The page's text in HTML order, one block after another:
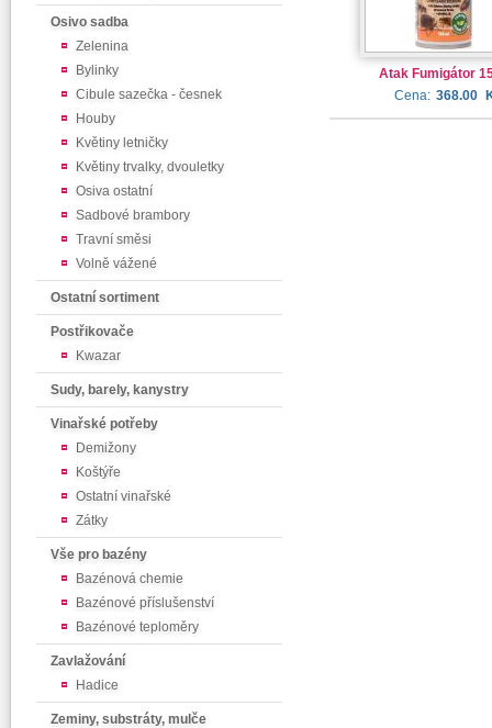
Osivo sadba
Zelenina
Bylinky
Cibule sazečka - česnek
Houby
Květiny letničky
Květiny trvalky, dvouletky
Osiva ostatní
Sadbové brambory
Travní směsi
Volně vážené
Ostatní sortiment
Postřikovače
Kwazar
Sudy, barely, kanystry
Vinařské potřeby
Demižony
Koštýře
Ostatní vinařské
Zátky
Vše pro bazény
Bazénová chemie
Bazénové příslušenství
Bazénové teploměry
Zavlažování
Hadice
Zeminy, substráty, mulče
Atak Fumigátor
Cena: 368.00